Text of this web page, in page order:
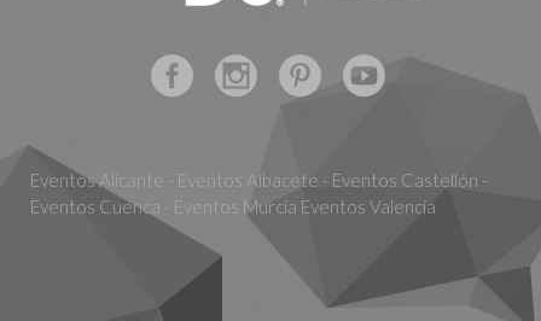
Eventos Alicante - Eventos Albacete - Eventos Castellón -
Eventos Cuenca - Eventos Murcia Eventos Valencia